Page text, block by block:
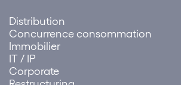
Distribution
Concurrence consommation
Immobilier
IT / IP
Corporate